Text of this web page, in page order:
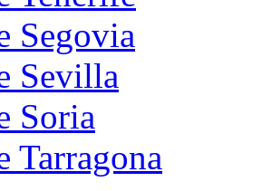
Segovia
Sevilla
Soria
Tarragona